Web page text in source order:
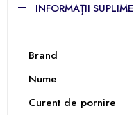
INFORMAȚII
Brand
Nume
Curent de pornire